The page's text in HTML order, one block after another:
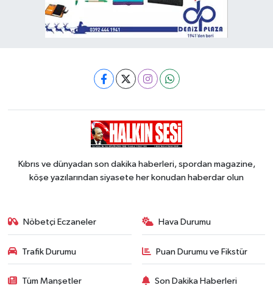
Kıbrıs ve dünyadan son dakika haberleri, spordan magazine,
köşe yazılarından siyasete her konudan haberdar olun
Nöbetçi Eczaneler Hava Durumu
Trafik Durumu Puan Durumu ve Fikstür
Tüm Manşetler Son Dakika Haberleri